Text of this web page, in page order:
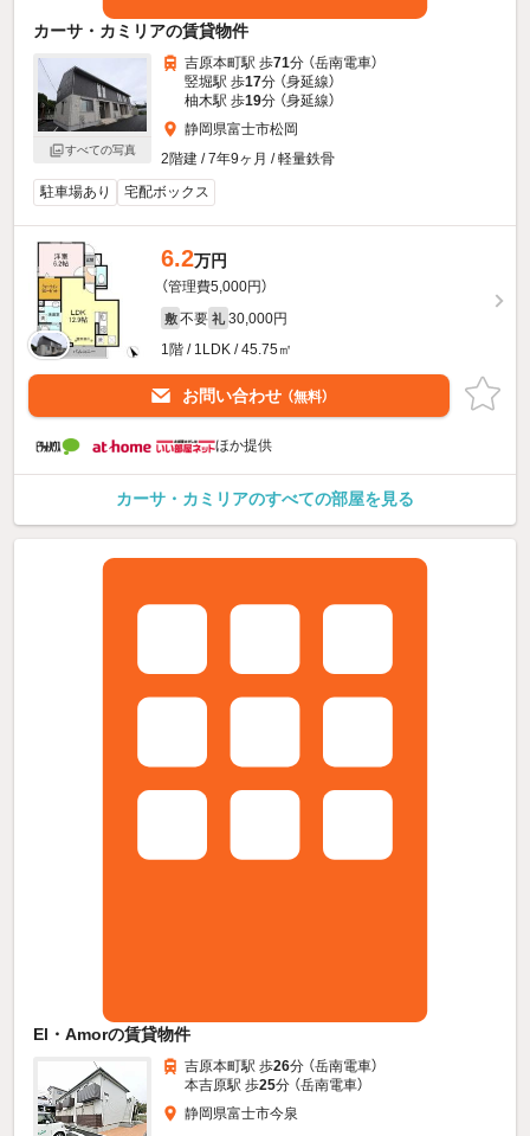
カーサ・カミリアの賃貸物件
すべての写真
吉原本町駅 歩71分 （岳南電車）
竪堀駅 歩17分 （身延線）
柚木駅 歩19分 （身延線）
静岡県富士市松岡
2階建 / 7年9ヶ月 / 軽量鉄骨
駐車場あり
宅配ボックス
6.2万円
（管理費5,000円）
敷 不要 礼 30,000円
1階 / 1LDK / 45.75㎡
お問い合わせ （無料）
ほか提供
カーサ・カミリアのすべての部屋を見る
El・Amorの賃貸物件
吉原本町駅 歩26分 （岳南電車）
本吉原駅 歩25分 （岳南電車）
静岡県富士市今泉